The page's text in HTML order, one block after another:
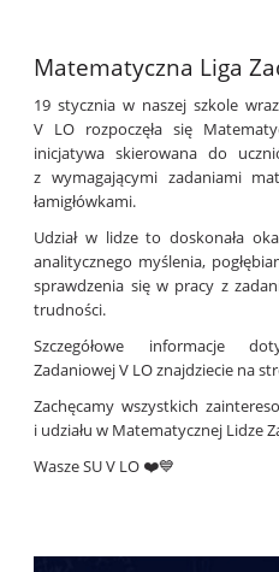
Matematyczna Liga
19 stycznia w naszej szkole
V LO rozpoczęła się
inicjatywa skierowana do
z wymagającymi zadaniami
łamigłówkami.
Udział w lidze to doskonała
analitycznego myślenia,
sprawdzenia się w pracy z
trudności.
Szczegółowe informacje
Zadaniowej V LO znajdziecie na
Zachęcamy wszystkich
i udziału w Matematycznej Lidze
Wasze SU V LO ❤️💙